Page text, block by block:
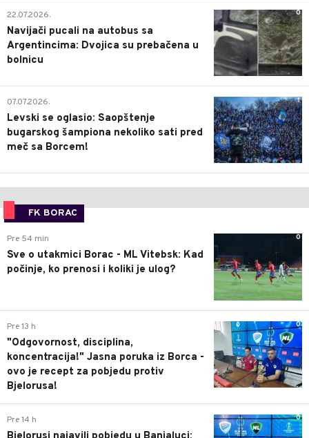
0
22.07.2026.
Navijači pucali na autobus sa
Argentincima: Dvojica su prebačena u
bolnicu
1
07.07.2026.
Levski se oglasio: Saopštenje
bugarskog šampiona nekoliko sati pred
meč sa Borcem!
FK BORAC
0
Pre 54 min
Sve o utakmici Borac - ML Vitebsk: Kad
počinje, ko prenosi i koliki je ulog?
0
Pre 13 h
"Odgovornost, disciplina,
koncentracija!" Jasna poruka iz Borca -
ovo je recept za pobjedu protiv
Bjelorusa!
0
Pre 14 h